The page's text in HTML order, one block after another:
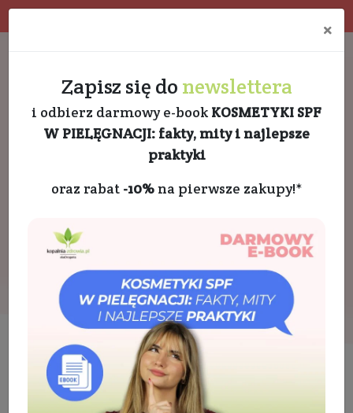
Rumiankowy eliksir pod oczy Berkovicz za 1 zł
×
Zapisz się do newslettera
i odbierz darmowy e-book KOSMETYKI SPF
W PIELĘGNACJI: fakty, mity i najlepsze
praktyki
oraz rabat -10%na pierwsze zakupy!*